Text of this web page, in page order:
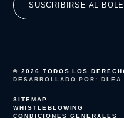
SUSCRIBIRSE AL
© 2026 TODOS LOS
DESARROLLADO POR:
SITEMAP
WHISTLEBLOWING
CONDICIONES GENERALES